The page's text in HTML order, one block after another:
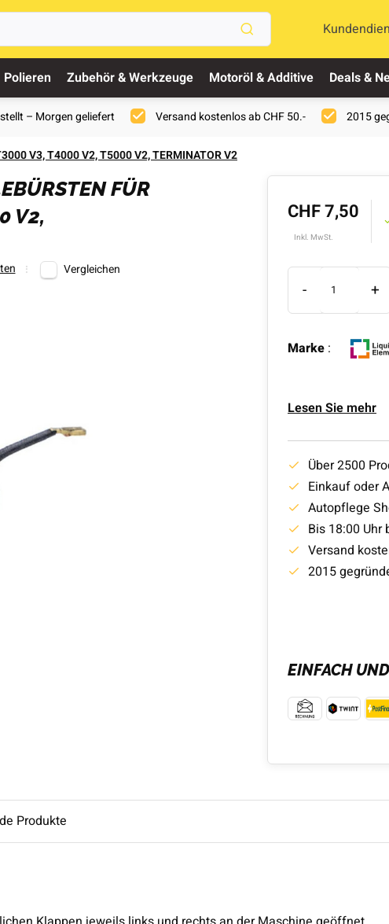
Polieren Zubehör & Werkzeuge Motoröl & Additive Deals &
– Morgen geliefert Versand kostenlos ab CHF 50.- 2015
V3, T4000 V2, T5000 V2, TERMINATOR V2
FÜR
V2,
Vergleichen
CHF 7,50
Inkl. MwSt.
- +
Marke :
Lesen Sie mehr
Über 2500
Einkauf oder
Autopflege
Bis 18:00
Versand
2015
EINFACH
Produkte